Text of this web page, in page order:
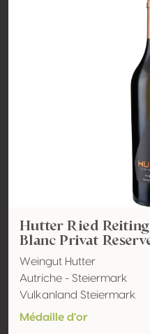
Hutter Ried
Blanc Privat
Weingut Hutter
Autriche - Steiermark
Vulkanland Steiermark
Médaille d'or